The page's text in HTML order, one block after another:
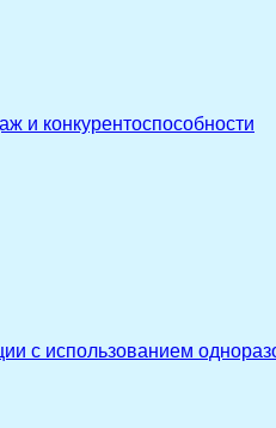
и конкурентоспособности
с использованием